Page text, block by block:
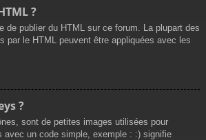
?
de publier du HTML sur ce forum. La plupart des
par le HTML peuvent être appliquées avec les
?
sont de petites images utilisées pour
avec un code simple, exemple : :) signifie